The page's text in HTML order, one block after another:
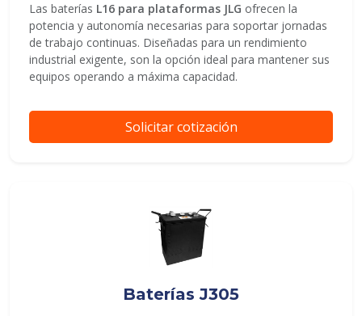
Las baterías L16 para plataformas JLG ofrecen la
potencia y autonomía necesarias para soportar jornadas
de trabajo continuas. Diseñadas para un rendimiento
industrial exigente, son la opción ideal para mantener sus
equipos operando a máxima capacidad.
Solicitar cotización
Baterías J305